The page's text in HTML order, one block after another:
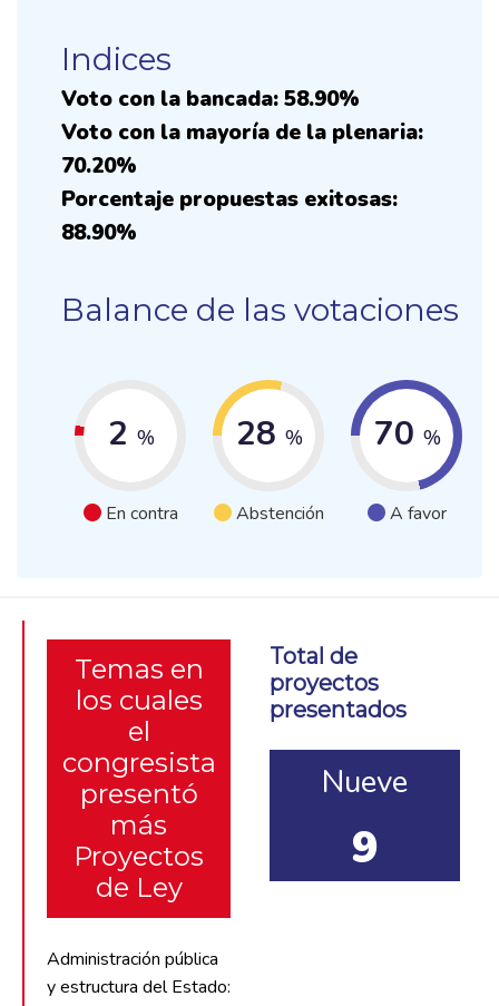
Indices
Voto con la bancada: 58.90%
Voto con la mayoría de la plenaria:
70.20%
Porcentaje propuestas exitosas:
88.90%
Balance de las votaciones
2 %
En contra
28 %
Abstención
70 %
A favor
Temas en
los cuales
el
congresista
presentó
más
Proyectos
de Ley
Administración pública
y estructura del Estado:
Total de
proyectos
presentados
Nueve
9